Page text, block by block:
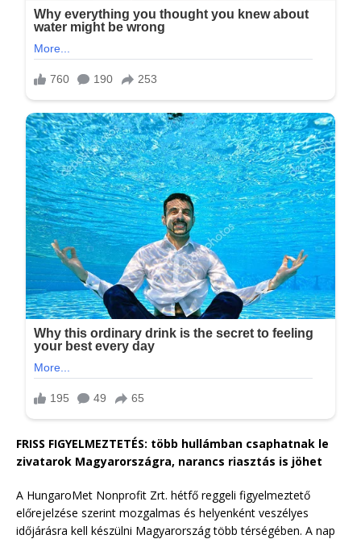
FRISS FIGYELMEZTETÉS: több hullámban csaphatnak le
zivatarok Magyarországra, narancs riasztás is jöhet
A HungaroMet Nonprofit Zrt. hétfő reggeli figyelmeztető
előrejelzése szerint mozgalmas és helyenként veszélyes
időjárásra kell készülni Magyarország több térségében. A nap